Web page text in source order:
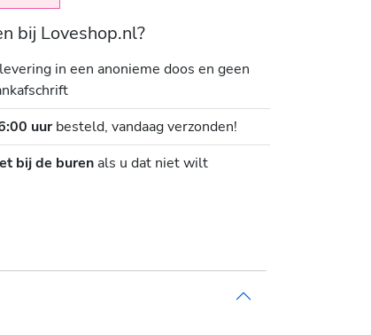
bij Loveshop.nl?
levering in een anonieme doos en geen
uurbesteld, vandaag verzonden!
bij de burenals u dat niet wilt